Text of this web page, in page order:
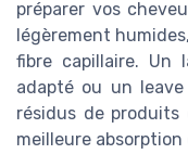
préparer vos
légèrement
fibre capillaire. Un
adapté ou un
résidus de
meilleure absorption